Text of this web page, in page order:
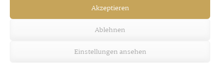
Akzeptieren
Ablehnen
Einstellungen ansehen
Unwetter über Strass